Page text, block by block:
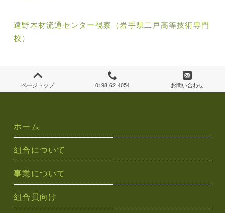
ナ
ビ
ー
ョ
ン
遠野木材流通センター視察（岩手県二戸高等技術専門
校）
ページトップ 0198-62-4054 お問い合わせ
ホーム
組合について
事業について
組合員向け